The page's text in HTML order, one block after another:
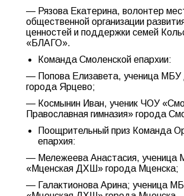
— Рязова Екатерина, волонтер
общественной организации
ценностей и поддержки семей
«БЛАГО».
Команда Смоленской епархии:
— Попова Елизавета, ученица
города Ярцево;
— Космынин Иван, ученик ЧОУ
Православная гимназия» города
Поощрительный приз Команда
епархия:
— Мележеева Анастасия,
«Мценская ДХШ» города Мценска;
— Галактионова Арина; ученица